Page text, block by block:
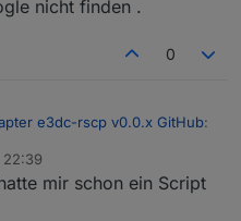
nicht finden .
0
e3dc-rscp v0.0.x GitHub:
schon immer auch über
22:39
mir schon ein Script